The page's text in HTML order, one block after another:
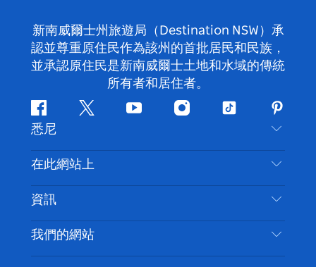
新南威爾士州旅遊局（Destination NSW）承
認並尊重原住民作為該州的首批居民和民族，
並承認原住民是新南威爾士土地和水域的傳統
所有者和居住者。
Facebook嘰
喳
喳
Youtube Instagram
抖
悉尼
聯絡我們
免責聲明
隱私
Cookie 通知
在此網站上
目的地
要做的事情
新南威爾斯州公路旅行
資訊
旅行資訊
無障礙悉尼
我們的網站